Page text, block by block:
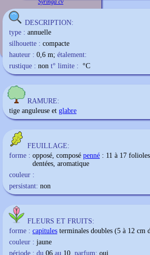
Syringa cv
DESCRIPTION:
type : annuelle
silhouette : compacte
hauteur : 0,6 m; étalement:
rustique : non t° limite : °C
RAMURE:
tige anguleuse et glabre
FEUILLAGE:
forme : opposé, composé penné : 11 à 17
dentées, aromatique
couleur :
persistant: non
FLEURS ET FRUITS:
forme : capitules terminales doubles (5 à 12 cm
couleur : jaune
période : du 06 au 10 parfum: oui